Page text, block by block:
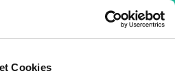
Cookies